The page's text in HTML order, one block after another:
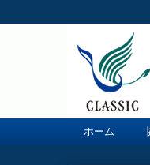
ホーム